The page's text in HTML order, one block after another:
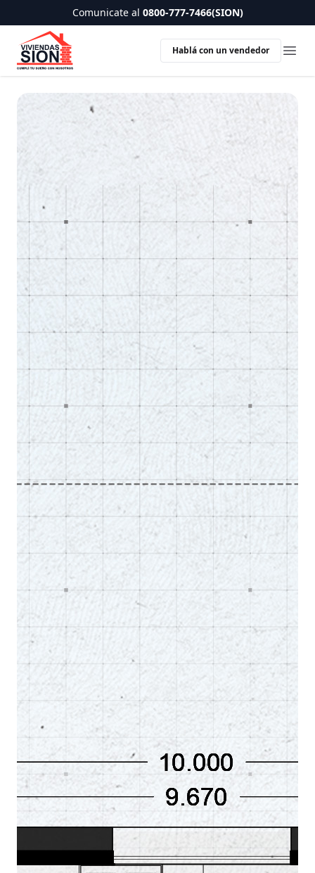
Comunicate al 0800-777-7466(SION)
Hablá con un vendedor